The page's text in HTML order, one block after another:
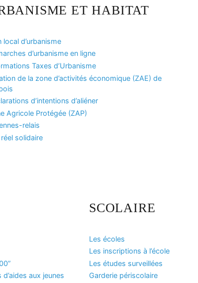
ET HABITAT
local d’urbanisme
d’urbanisme en ligne
Taxes d’Urbanisme
de la zone d’activités économique (ZAE) de
d’intentions d’aliéner
Agricole Protégée (ZAP)
relais
réel solidaire
aux jeunes
SCOLAIRE
Les écoles
Les inscriptions à l’école
Les études surveillées
Garderie périscolaire